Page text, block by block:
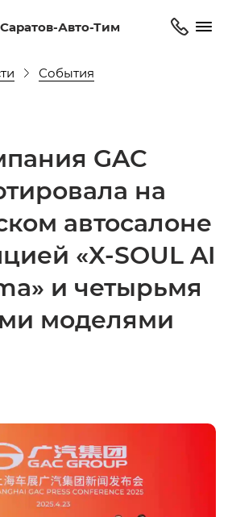
Авто-Тим
События
GAC
на
автосалоне
«X-SOUL AI
и четырьмя
моделями